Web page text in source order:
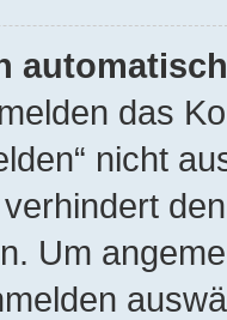
das
nicht
Um